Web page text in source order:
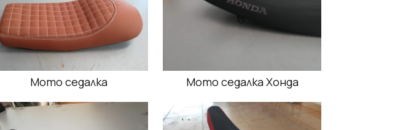
Мото седалка Мото седалка Хонда